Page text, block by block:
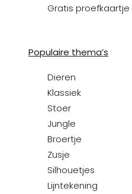
Gratis proefkaartje
Populaire thema’s
Dieren
Klassiek
Stoer
Jungle
Broertje
Zusje
Silhouetjes
Lijntekening